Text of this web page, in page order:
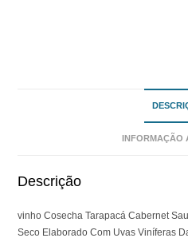
INFORMAÇÃO
Descrição
vinho Cosecha Tarapacá Cabernet
Seco Elaborado Com Uvas Viníferas